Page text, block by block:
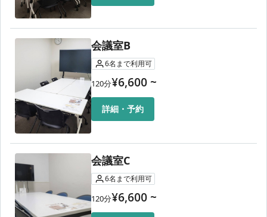
会議室B
6名 まで利用可
120分¥6,600 ~
詳細・予約
会議室C
6名 まで利用可
120分¥6,600 ~